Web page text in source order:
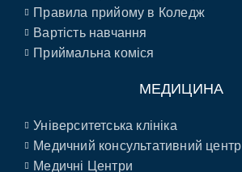
Правила прийому в Коледж
Вартість навчання
Приймальна коміся
МЕДИЦИНА
Університетська клініка
Медичний консультативний центр
Медичні Центри